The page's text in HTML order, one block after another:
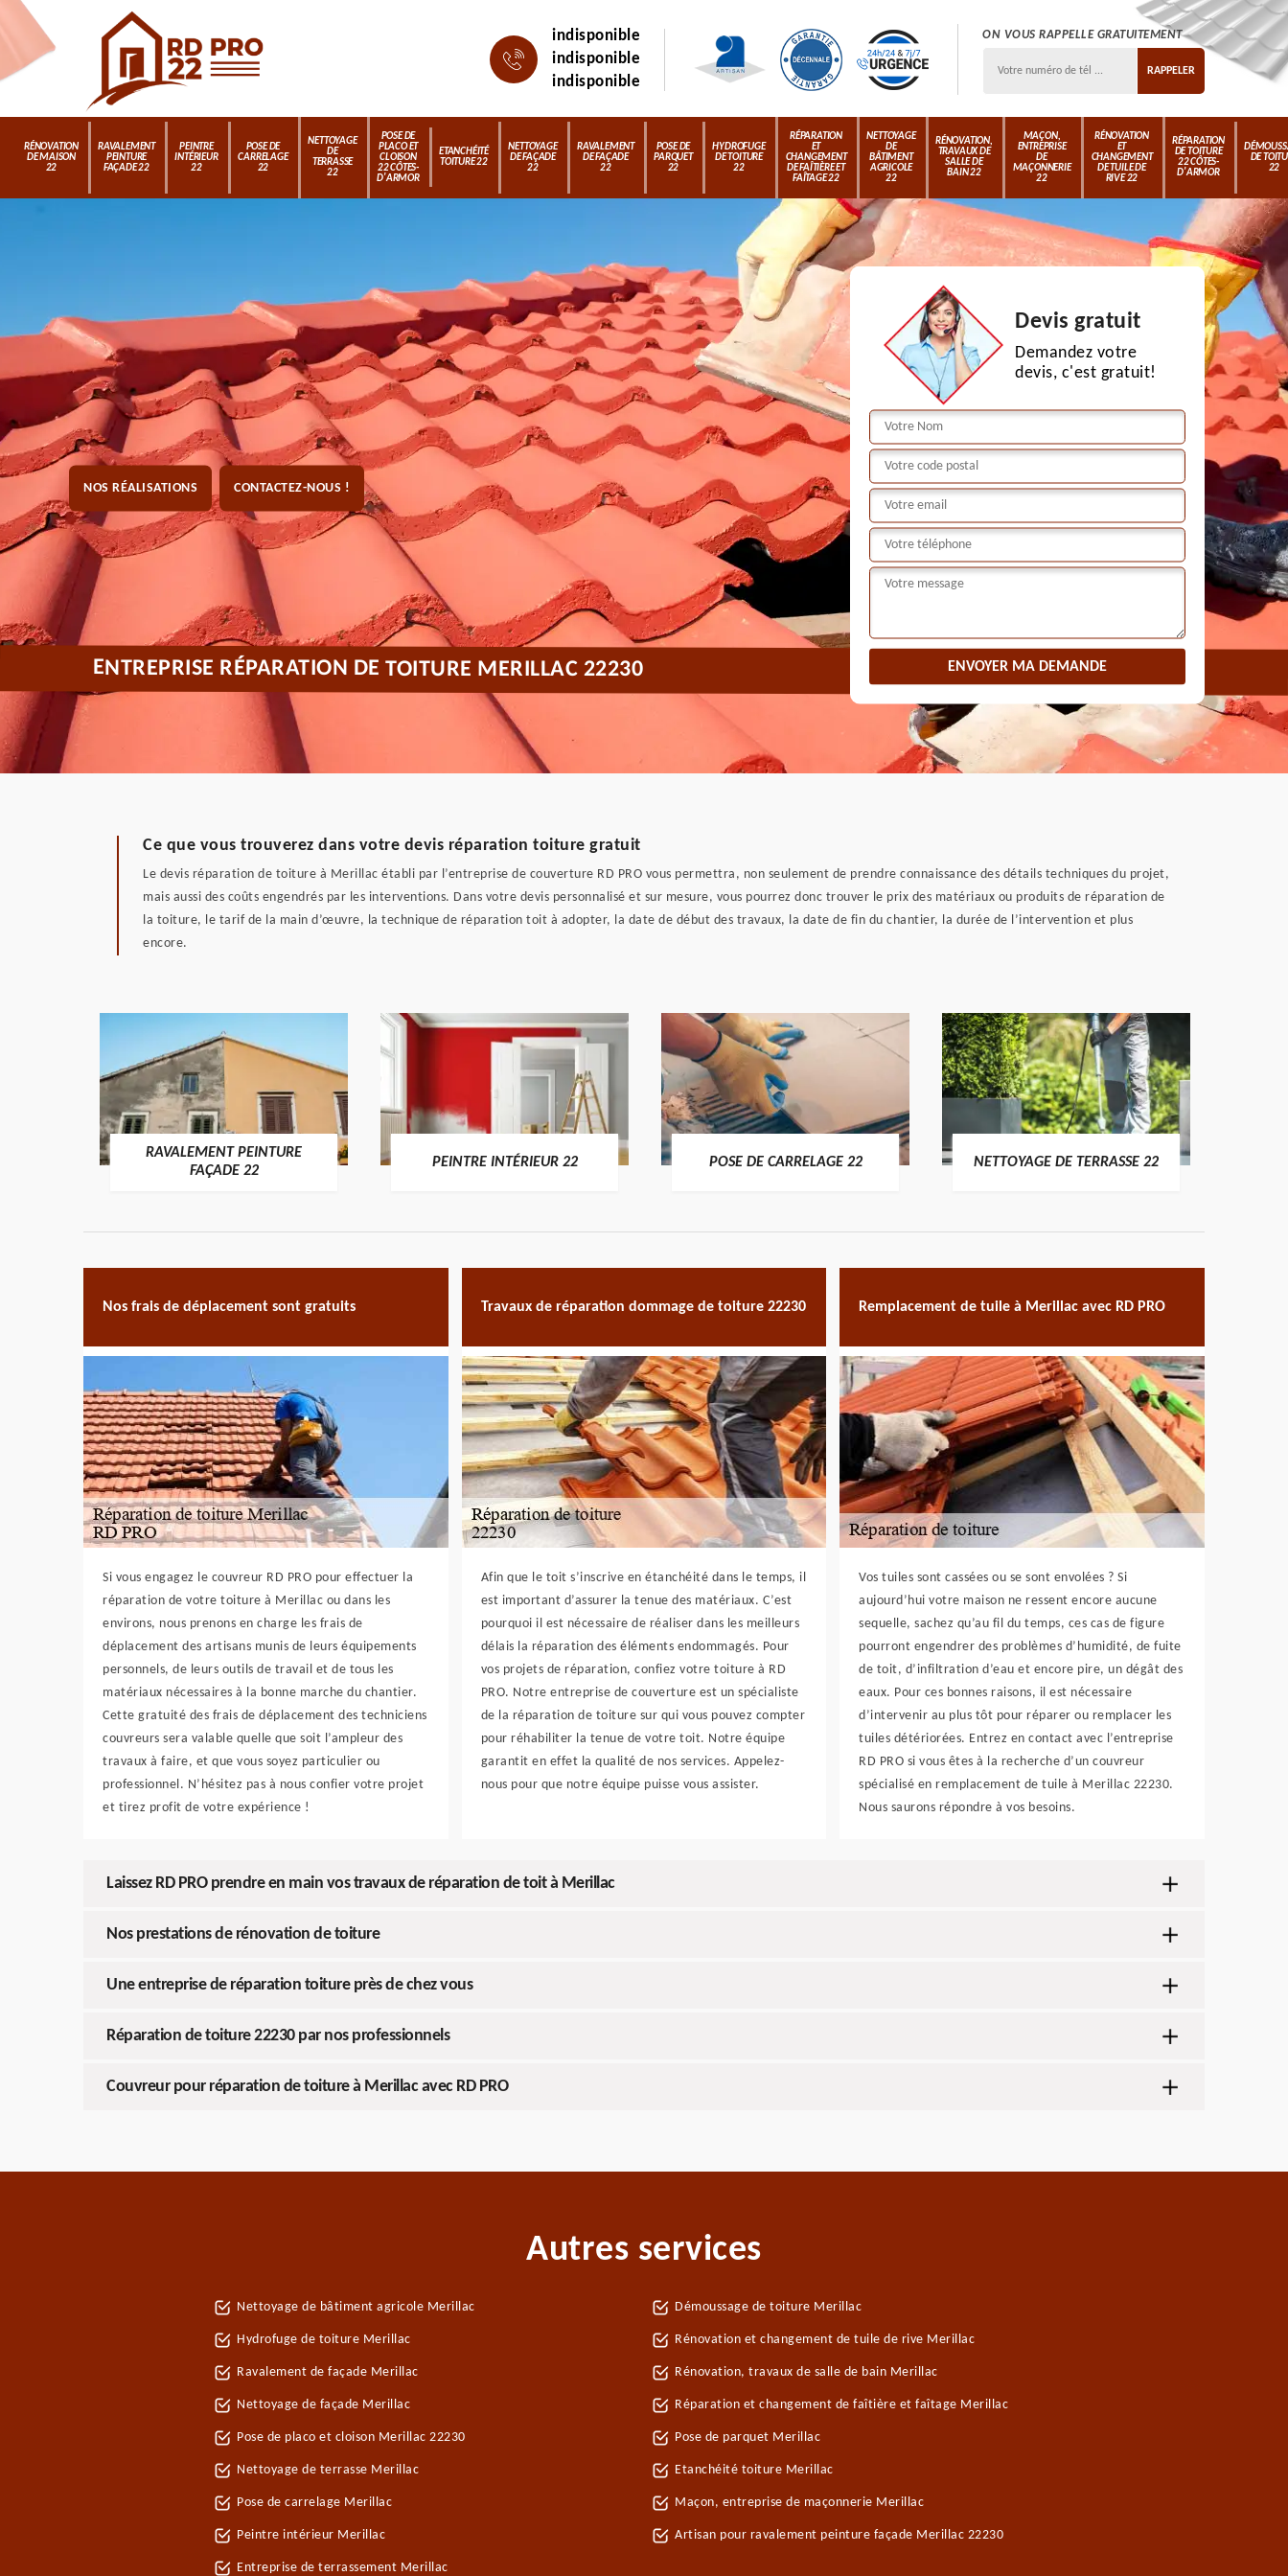
indisponible
indisponible
indisponible
ON VOUS RAPPELLE GRATUITEMENT
RÉNOVATION
DE MAISON
22
RAVALEMENT
PEINTURE
FAÇADE 22
PEINTRE
INTÉRIEUR
22
POSE DE
CARRELAGE
22
NETTOYAGE
DE
TERRASSE
22
POSE DE
PLACO ET
CLOISON
22 CÔTES-
D'ARMOR
ETANCHÉITÉ
TOITURE 22
NETTOYAGE
DE FAÇADE
22
RAVALEMENT
DE FAÇADE
22
POSE DE
PARQUET
22
HYDROFUGE
DE TOITURE
22
RÉPARATION
ET
CHANGEMENT
DE FAÎTIÈRE ET
FAÎTAGE 22
NETTOYAGE
DE
BÂTIMENT
AGRICOLE
22
RÉNOVATION,
TRAVAUX DE
SALLE DE
BAIN 22
MAÇON,
ENTREPRISE
DE
MAÇONNERIE
22
RÉNOVATION
ET
CHANGEMENT
DE TUILE DE
RIVE 22
RÉPARATION
DE TOITURE
22 CÔTES-
D'ARMOR
DE
22
NOS RÉALISATIONS CONTACTEZ-NOUS !
Devis gratuit
Demandez votre
devis, c'est gratuit!
ENTREPRISE RÉPARATION DE TOITURE MERILLAC 22230
Ce que vous trouverez dans votre devis réparation toiture gratuit
Le devis réparation de toiture à Merillac établi par l’entreprise de couverture RD PRO vous permettra, non seulement de prendre connaissance des détails techniques du projet,
mais aussi des coûts engendrés par les interventions. Dans votre devis personnalisé et sur mesure, vous pourrez donc trouver le prix des matériaux ou produits de réparation de
la toiture, le tarif de la main d’œuvre, la technique de réparation toit à adopter, la date de début des travaux, la date de fin du chantier, la durée de l’intervention et plus
encore.
RAVALEMENT PEINTURE
FAÇADE 22
PEINTRE INTÉRIEUR 22 POSE DE CARRELAGE 22 NETTOYAGE DE TERRASSE 22
Nos frais de déplacement sont gratuits
Si vous engagez le couvreur RD PRO pour effectuer la
réparation de votre toiture à Merillac ou dans les
environs, nous prenons en charge les frais de
déplacement des artisans munis de leurs équipements
personnels, de leurs outils de travail et de tous les
matériaux nécessaires à la bonne marche du chantier.
Cette gratuité des frais de déplacement des techniciens
couvreurs sera valable quelle que soit l’ampleur des
travaux à faire, et que vous soyez particulier ou
professionnel. N’hésitez pas à nous confier votre projet
et tirez profit de votre expérience !
Travaux de réparation dommage de toiture 22230
Afin que le toit s’inscrive en étanchéité dans le temps, il
est important d’assurer la tenue des matériaux. C’est
pourquoi il est nécessaire de réaliser dans les meilleurs
délais la réparation des éléments endommagés. Pour
vos projets de réparation, confiez votre toiture à RD
PRO. Notre entreprise de couverture est un spécialiste
de la réparation de toiture sur qui vous pouvez compter
pour réhabiliter la tenue de votre toit. Notre équipe
garantit en effet la qualité de nos services. Appelez-
nous pour que notre équipe puisse vous assister.
Remplacement de tuile à Merillac avec RD PRO
Vos tuiles sont cassées ou se sont envolées ? Si
aujourd’hui votre maison ne ressent encore aucune
sequelle, sachez qu’au fil du temps, ces cas de figure
pourront engendrer des problèmes d’humidité, de fuite
de toit, d’infiltration d’eau et encore pire, un dégât des
eaux. Pour ces bonnes raisons, il est nécessaire
d’intervenir au plus tôt pour réparer ou remplacer les
tuiles détériorées. Entrez en contact avec l’entreprise
RD PRO si vous êtes à la recherche d’un couvreur
spécialisé en remplacement de tuile à Merillac 22230.
Nous saurons répondre à vos besoins.
Laissez RD PRO prendre en main vos travaux de réparation de toit à Merillac
Nos prestations de rénovation de toiture
Une entreprise de réparation toiture près de chez vous
Réparation de toiture 22230 par nos professionnels
Couvreur pour réparation de toiture à Merillac avec RD PRO
Autres services
Nettoyage de bâtiment agricole Merillac
Hydrofuge de toiture Merillac
Ravalement de façade Merillac
Nettoyage de façade Merillac
Pose de placo et cloison Merillac 22230
Nettoyage de terrasse Merillac
Pose de carrelage Merillac
Peintre intérieur Merillac
Entreprise de terrassement Merillac
Démoussage de toiture Merillac
Rénovation et changement de tuile de rive Merillac
Rénovation, travaux de salle de bain Merillac
Réparation et changement de faîtière et faîtage Merillac
Pose de parquet Merillac
Etanchéité toiture Merillac
Maçon, entreprise de maçonnerie Merillac
Artisan pour ravalement peinture façade Merillac 22230